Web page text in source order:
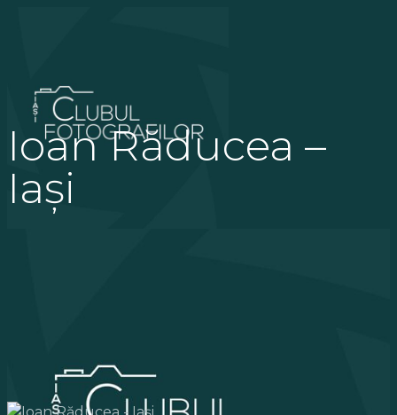
Ioan Răducea –
Iași